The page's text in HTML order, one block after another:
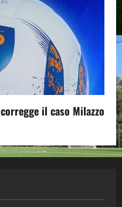
il caso Milazzo